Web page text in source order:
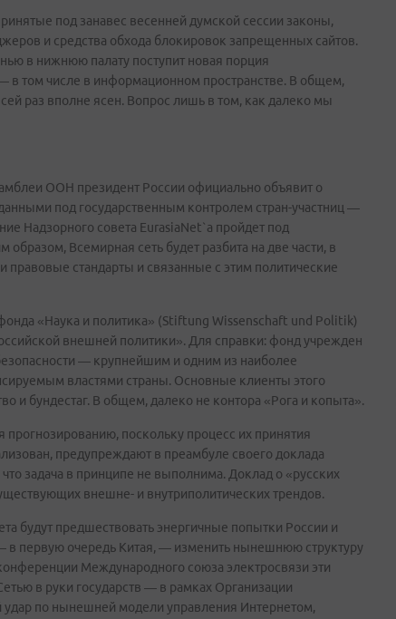
под занавес весенней думской сессии законы,
и средства обхода блокировок запрещенных сайтов.
в нижнюю палату поступит новая порция
в том числе в информационном пространстве. В общем,
раз вполне ясен. Вопрос лишь в том, как далеко мы
ООН президент России официально объявит о
под государственным контролем стран-участниц —
Надзорного совета EurasiaNet`а пройдет под
Всемирная сеть будет разбита на две части, в
правовые стандарты и связанные с этим политические
«Наука и политика» (Stiftung Wissenschaft und Politik)
внешней политики». Для справки: фонд учрежден
— крупнейшим и одним из наиболее
властями страны. Основные клиенты этого
и бундестаг. В общем, далеко не контора «Рога и копыта».
поскольку процесс их принятия
предупреждают в преамбуле своего доклада
задача в принципе не выполнима. Доклад о «русских
внешне- и внутриполитических трендов.
будут предшествовать энергичные попытки России и
в первую очередь Китая, — изменить нынешнюю структуру
Международного союза электросвязи эти
в руки государств — в рамках Организации
по нынешней модели управления Интернетом,